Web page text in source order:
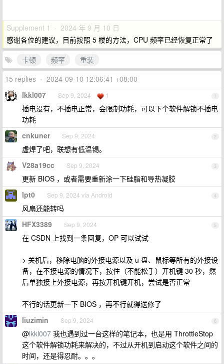
Supplement 1 · 2024 年 9 月 10 日
感谢各位的建议，目前按照 5 楼的方法，CPU 频率已经恢复正常了
卡顿
频率
重装
15 replies • 2024-09-10 12:06:41 +08:00
1
lkkl007 Sep 9, 2024 1
插电没有，不插电正常，会限制功耗，可以下个软件解锁不插电
功耗
2
cnkuner Sep 9, 2024
虚焊了吧，联想有低温锡。
3
V28a19cc Sep 9, 2024
更新 BIOS ，或者需要重新涂一下硅脂和导热凝胶
4
lpt0 Sep 9, 2024 via Android
风扇还能转吗
5
HFX3389 Sep 9, 2024
在 CSDN 上找到一条回复，OP 可以试试
> 关机后，移除电脑的外接电源以及 u 盘、鼠标等所有的外接设
备，在不接电源的情况下，按住（不能松手）开机键 30 秒，然
后单独接上外接电源，再按开机键开机，尝试是否正常
不行的话更新一下 BIOS ，再不行就得送修了
6
liuzimin Sep 9, 2024
@lkkl007 我也遇到过一台这样的笔记本，也是用 ThrottleStop
这个软件解锁功耗来解决的，不过从开机到启动这个软件之间的
时间，还是得忍耐。。。